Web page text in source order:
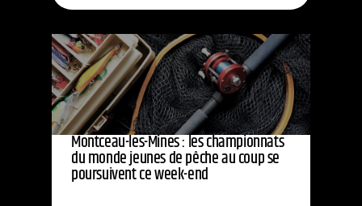
Montceau-les-Mines : les championnats
du monde jeunes de pêche au coup se
poursuivent ce week-end